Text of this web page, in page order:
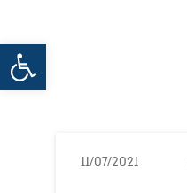
פתח סרגל נגישות
11/07/2021